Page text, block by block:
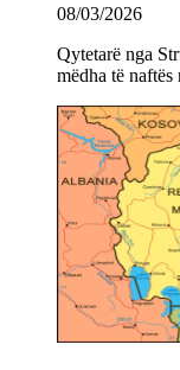
08/03/2026
Qytetarë nga
mëdha të